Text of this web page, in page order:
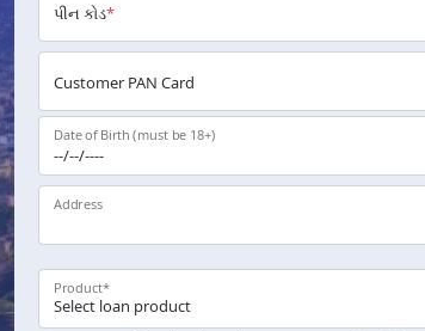
પીન કોડ*
Customer PAN Card
Date of Birth (must be 18+)
Address
Product*